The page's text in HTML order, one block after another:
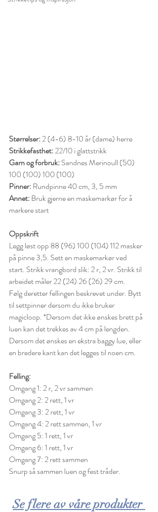
Størrelser: 2 (4-6) 8-10 år (dame) herre
Strikkefasthet: 22/10 i glattstrikk
Garn og forbruk: Sandnes Merinoull (50)
100 (100) 100 (100)
Pinner: Rundpinne 40 cm, 3, 5 mm
Annet: Bruk gjerne en maskemarkør for å
markere start
Oppskrift
Legg løst opp 88 (96) 100 (104) 112 masker
på pinne 3,5. Sett en maskemarkør ved
start. Strikk vrangbord slik: 2 r, 2 vr. Strikk til
arbeidet måler 22 (24) 26 (26) 29 cm.
Følg deretter fellingen beskrevet under. Bytt
til settpinner dersom du ikke bruker
magicloop. *Dersom det ikke ønskes brett på
luen kan det trekkes av 4 cm på lengden.
Dersom det ønskes en ekstra baggy lue, eller
en bredere kant kan det legges til noen cm.
Felling:
Omgang 1: 2 r, 2 vr sammen
Omgang 2: 2 rett, 1 vr
Omgang 3: 2 rett, 1 vr
Omgang 4: 2 rett sammen, 1 vr
Omgang 5: 1 rett, 1 vr
Omgang 6: 1 rett, 1 vr
Omgang 7: 2 rett sammen
Snurp så sammen luen og fest tråder.
Se flere av våre produkter